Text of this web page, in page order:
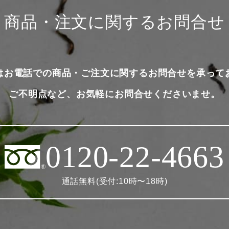
商品・注文に関するお問合せ
お電話での商品・ご注文に関するお問合せを承って
ご不明点など、お気軽にお問合せくださいませ。
0120-22-4663
通話無料(受付:10時〜18時)